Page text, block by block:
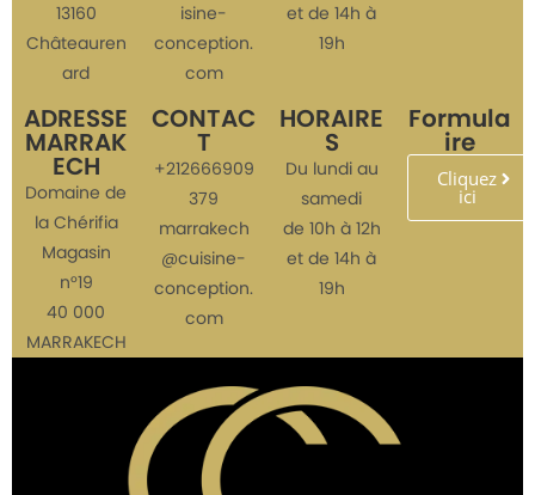
13160
Châteauren
ard
isine-
conception.
com
et de 14h à
19h
ADRESSE
MARRAK
ECH
Domaine de
la Chérifia
Magasin
n°19
40 000
MARRAKECH
CONTAC
T
+212666909
379
marrakech
@cuisine-
conception.
com
HORAIRE
S
Du lundi au
samedi
de 10h à 12h
et de 14h à
19h
Formula
ire
Cliquez
ici